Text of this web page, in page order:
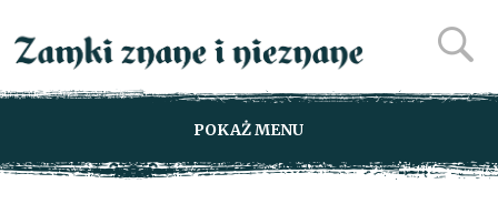
POKAŻ MENU